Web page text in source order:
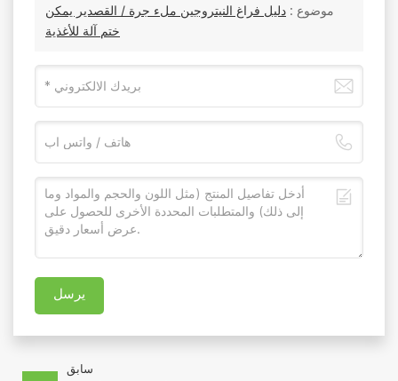
موضوع : دليل فراغ النيتروجين ملء جرة / القصدير يمكن
ختم آلة للأغذية
يرسل
سابق